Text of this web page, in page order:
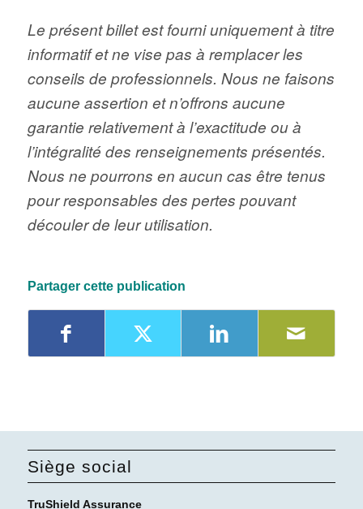
Le présent billet est fourni uniquement à titre
informatif et ne vise pas à remplacer les
conseils de professionnels. Nous ne faisons
aucune assertion et n’offrons aucune
garantie relativement à l’exactitude ou à
l’intégralité des renseignements présentés.
Nous ne pourrons en aucun cas être tenus
pour responsables des pertes pouvant
découler de leur utilisation.
Partager cette publication
Siège social
TruShield Assurance